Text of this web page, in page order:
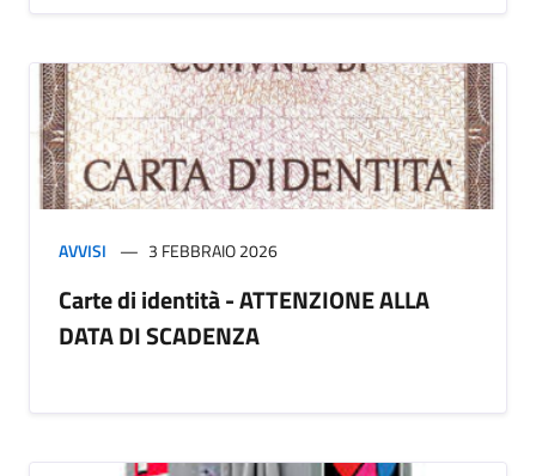
AVVISI 3 FEBBRAIO 2026
Carte di identità - ATTENZIONE ALLA
DATA DI SCADENZA